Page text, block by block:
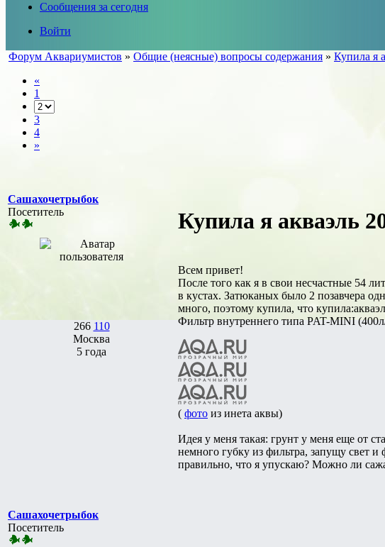
Сообщения за сегодня
Войти
Форум Аквариумистов » Общие (неясные) вопросы содержания » Купила я
«
1
3
4
»
Сашахочетрыбок
Посетитель
266 110
Москва
5 года
Купила я акваэль
Всем привет!
После того как я в свои несчастные 54
в кустах. Затюканых было 2 позавчера
много, поэтому купила, что
Фильтр внутреннего типа PAT-MINI
( фото из инета аквы)
Идея у меня такая: грунт у меня еще от
немного губку из фильтра, запущу свет и
правильно, что я упускаю? Можно ли
Сашахочетрыбок
Посетитель